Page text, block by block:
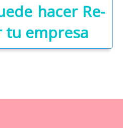
hacer Re-
tu empresa